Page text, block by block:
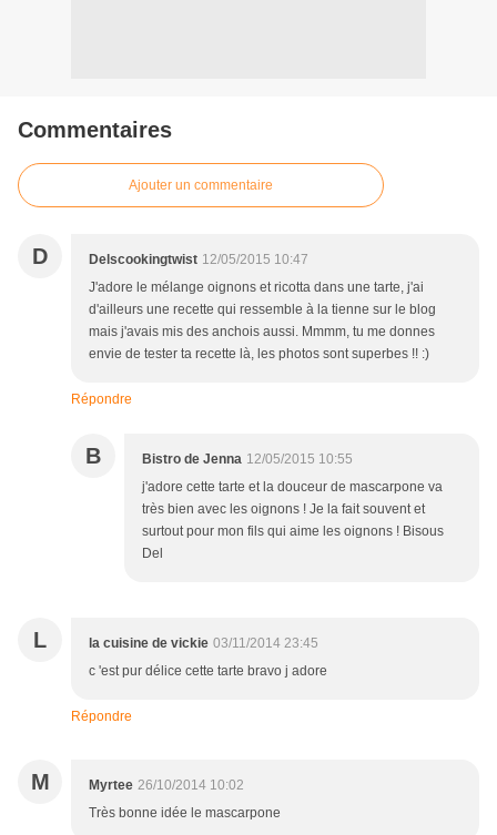
Commentaires
Ajouter un commentaire
D Delscookingtwist 12/05/2015 10:47
J'adore le mélange oignons et ricotta dans une tarte, j'ai
d'ailleurs une recette qui ressemble à la tienne sur le blog
mais j'avais mis des anchois aussi. Mmmm, tu me donnes
envie de tester ta recette là, les photos sont superbes !! :)
Répondre
B Bistro de Jenna 12/05/2015 10:55
j'adore cette tarte et la douceur de mascarpone va
très bien avec les oignons ! Je la fait souvent et
surtout pour mon fils qui aime les oignons ! Bisous
Del
L la cuisine de vickie 03/11/2014 23:45
c 'est pur délice cette tarte bravo j adore
Répondre
M Myrtee 26/10/2014 10:02
Très bonne idée le mascarpone